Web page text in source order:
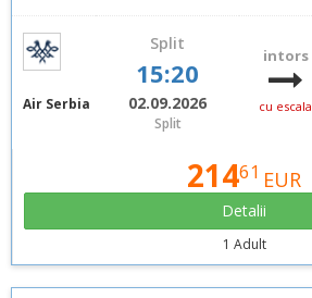
Air Serbia
Split
15:20
02.09.2026
Split
intors
cu escala
21461 EUR
Detalii
1 Adult